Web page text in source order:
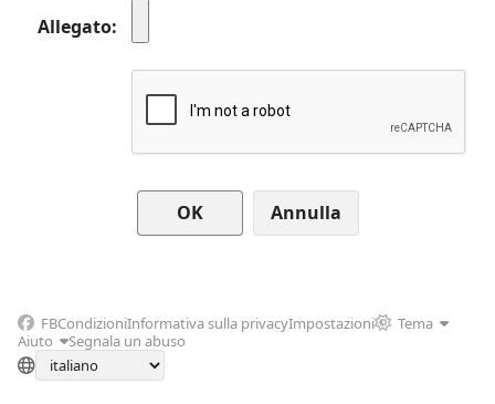
Allegato
Annulla
FBCondizioniInformativa sulla privacyImpostazioni
Tema
Aiuto
Segnala un abuso